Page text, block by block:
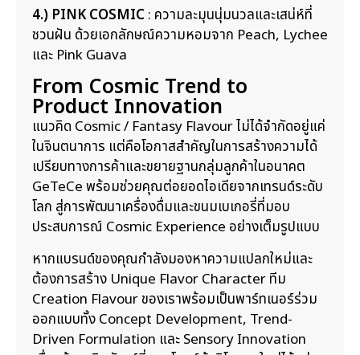
4.) PINK COSMIC: ความละมุนนุ่มนวลและเสน่ห์ที่
ชวนฝัน ด้วยเอกลักษณ์ความหอมจาก Peach, Lychee
และ Pink Guava
From Cosmic Trend to
Product Innovation
แนวคิด Cosmic / Fantasy Flavour ไม่ได้จำกัดอยู่แค่
ในจินตนาการ แต่คือโอกาสสำคัญในการสร้างความได้
เปรียบทางการค้าและขยายฐานกลุ่มลูกค้าในอนาคต
GeTeCe พร้อมช่วยคุณต่อยอดไอเดียจากเทรนด์ระดับ
โลก สู่การพัฒนาเครื่องดื่มและขนมเบเกอรี่ที่มอบ
ประสบการณ์ Cosmic Experience อย่างเต็มรูปแบบ
หากแบรนด์ของคุณกำลังมองหาความแปลกใหม่และ
ต้องการสร้าง Unique Flavor Character ทีม
Creation Flavour ของเราพร้อมเป็นพาร์ทเนอร์ร่วม
ออกแบบทั้ง Concept Development, Trend-
Driven Formulation และ Sensory Innovation